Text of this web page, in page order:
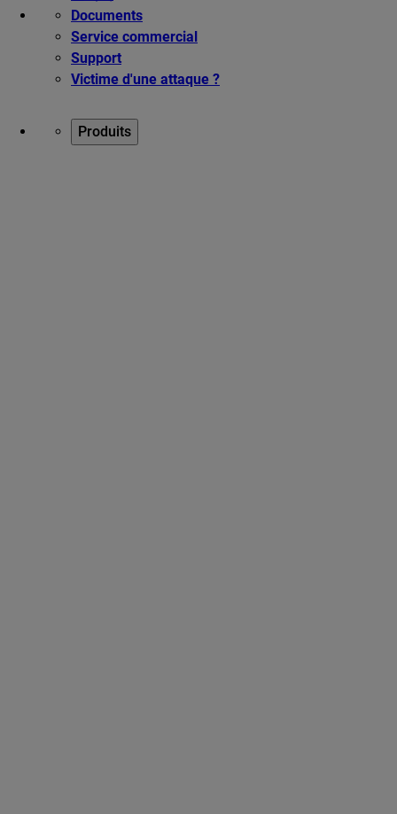
Documents
Service commercial
Support
Victime d'une attaque ?
Produits